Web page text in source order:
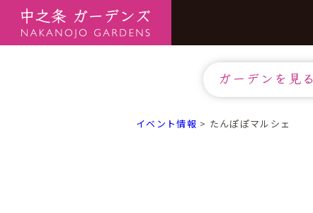
ガーデンを見る
イベント情報 > たんぽぽマルシェ